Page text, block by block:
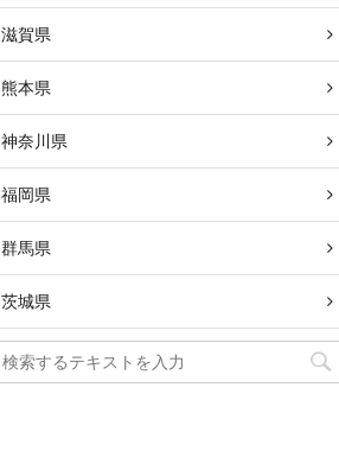
滋賀県
熊本県
神奈川県
福岡県
群馬県
茨城県